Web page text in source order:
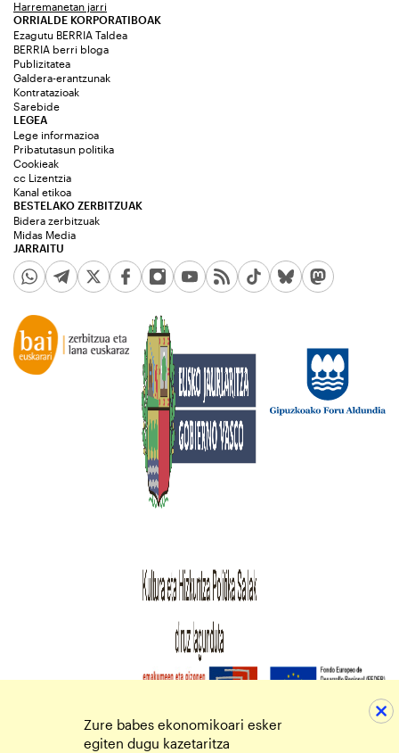
Harremanetan jarri
ORRIALDE KORPORATIBOAK
Ezagutu BERRIA Taldea
BERRIA berri bloga
Publizitatea
Galdera-erantzunak
Kontratazioak
Sarebide
JARRAITU
LEGEA
Lege informazioa
Pribatutasun politika
Cookieak
cc Lizentzia
Kanal etikoa
BESTELAKO ZERBITZUAK
Bidera zerbitzuak
Midas Media
Zure babes ekonomikoari esker
egiten dugu kazetaritza